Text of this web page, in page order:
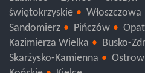
Lubliniec
Żywiec Cieszyn
świętokrzyskie
Włoszczowa
Sandomierz
Pińczów
Kazimierza Wielka
Busko-
Skarżysko-Kamienna